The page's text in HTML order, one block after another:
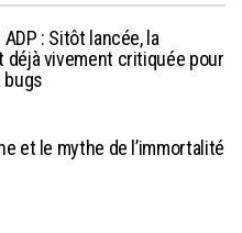
ADP : Sitôt lancée, la
déjà vivement critiquée pour
bugs
et le mythe de l’immortalité